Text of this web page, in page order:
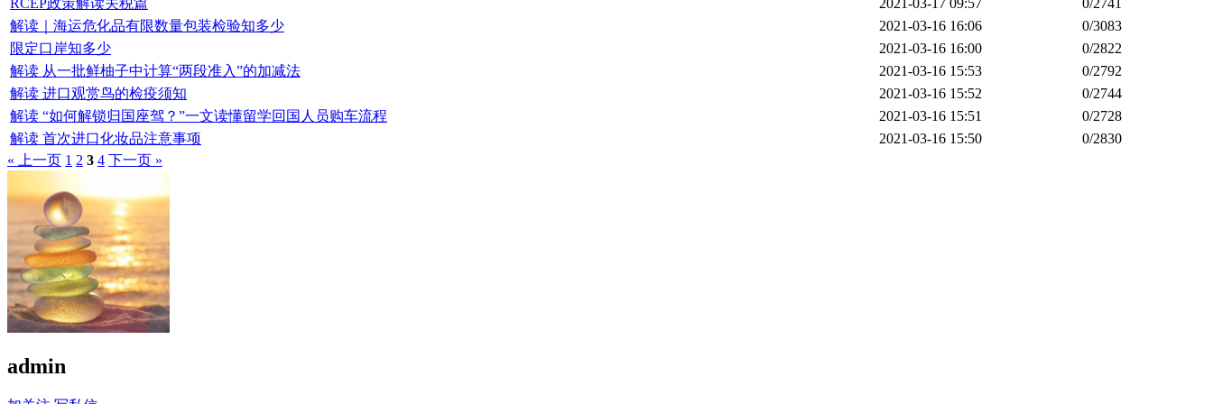
解读｜海运危化品有限数量包装检验知多少
2021-03-16 16:06 0/3083
限定口岸知多少
2021-03-16 16:00 0/2822
解读 从一批鲜柚子中计算“两段准入”的加减法
2021-03-16 15:53 0/2792
解读 进口观赏鸟的检疫须知
2021-03-16 15:52 0/2744
解读 “如何解锁归国座驾？”一文读懂留学回国人员购车流程
2021-03-16 15:51 0/2728
解读 首次进口化妆品注意事项
2021-03-16 15:50 0/2830
« 上一页 1 2 3 4 下一页 »
admin